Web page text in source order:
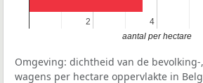
2
2 4
4
aantal per hectare
Omgeving: dichtheid van de
wagens per hectare oppervlakte in